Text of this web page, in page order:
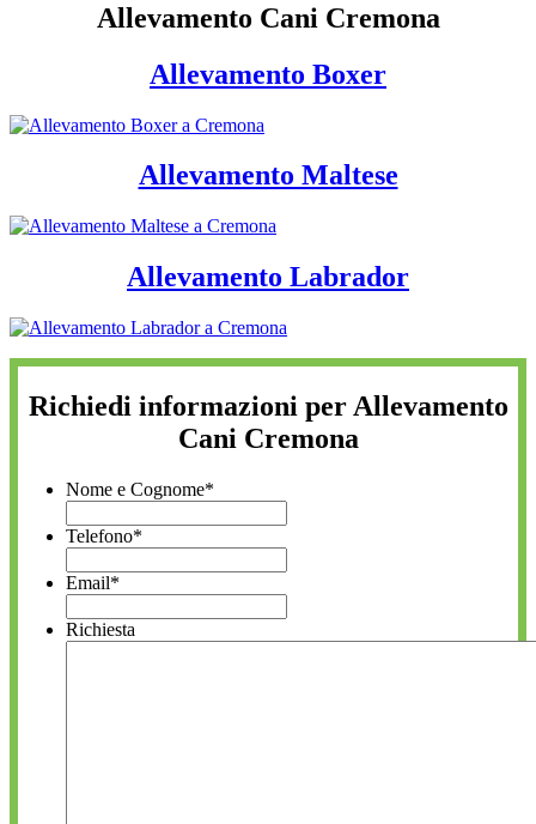
Allevamento Cani Cremona
Allevamento Boxer
Allevamento Maltese
Allevamento Labrador
Richiedi informazioni per Allevamento
Cani Cremona
Nome e Cognome*
Telefono*
Email*
Richiesta